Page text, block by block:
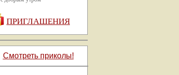
ПРИГЛАШЕНИЯ
Смотреть приколы!